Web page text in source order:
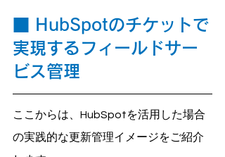
HubSpotのチケットで
実現するフィールドサー
ビス管理
ここからは、HubSpotを活用した場合
の実践的な更新管理イメージをご紹介